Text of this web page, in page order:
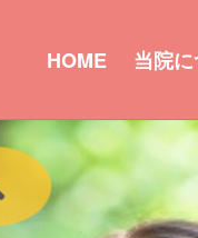
HOME 当院